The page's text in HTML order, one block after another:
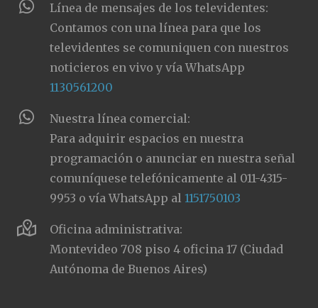
Línea de mensajes de los televidentes:
Contamos con una línea para que los
televidentes se comuniquen con nuestros
noticieros en vivo y vía WhatsApp
1130561200
Nuestra línea comercial:
Para adquirir espacios en nuestra
programación o anunciar en nuestra señal
comuníquese telefónicamente al 011-4315-
9953 o vía WhatsApp al1151750103
Oficina administrativa:
Montevideo 708 piso 4 oficina 17 (Ciudad
Autónoma de Buenos Aires)